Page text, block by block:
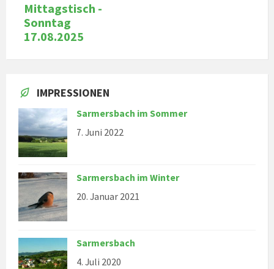
Mittagstisch -
Sonntag
17.08.2025
IMPRESSIONEN
Sarmersbach im Sommer
7. Juni 2022
Sarmersbach im Winter
20. Januar 2021
Sarmersbach
4. Juli 2020